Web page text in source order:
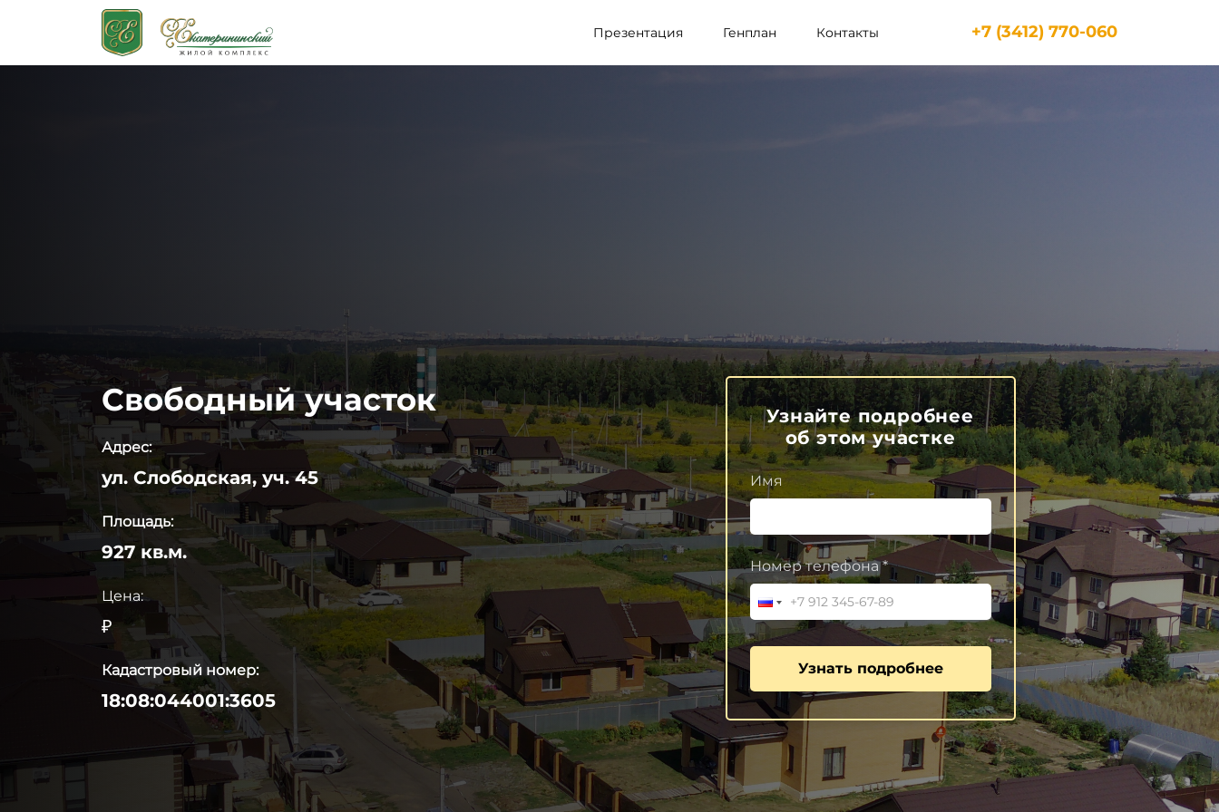
Презентация Генплан Контакты +7 (3412) 770-060
Свободный участок
Адрес:
ул. Слободская, уч. 45
Площадь:
927 кв.м.
Цена:
₽
Кадастровый номер:
18:08:044001:3605
Узнайте подробнее
об этом участке
Имя
Номер телефона *
Узнать подробнее